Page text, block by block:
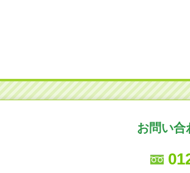
お問い合